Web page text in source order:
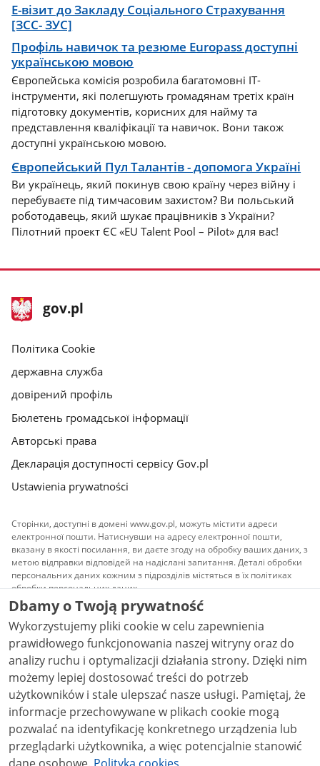
Е-візит до Закладу Соціального Страхування
[ЗСС- ЗУС]
Профіль навичок та резюме Europass доступні
українською мовою
Європейська комісія розробила багатомовні ІТ-
інструменти, які полегшують громадянам третіх країн
підготовку документів, корисних для найму та
представлення кваліфікації та навичок. Вони також
доступні українською мовою.
Європейський Пул Талантів - допомога Україні
Ви українець, який покинув свою країну через війну і
перебуваєте під тимчасовим захистом? Ви польський
роботодавець, який шукає працівників з України?
Пілотний проект ЄС «EU Talent Pool – Pilot» для вас!
нижній
колонтитул
Головна
gov.pl
gov.pl
Політика Cookie
державна служба
довірений профіль
Бюлетень громадської інформації
Авторські права
Декларація доступності сервісу Gov.pl
Ustawienia prywatności
Сторінки, доступні в домені www.gov.pl, можуть містити адреси
електронної пошти. Натиснувши на адресу електронної пошти,
вказану в якості посилання, ви даєте згоду на обробку ваших даних, з
метою відправки відповідей на надіслані запитання. Деталі обробки
персональних даних кожним з підрозділів містяться в їх політиках
обробки персональних даних.
Весь контент, що публікується на сайті, доступний
на умовах ліцензії Атрибуція Creative Commons 3.0
PL, якщо не вказано інше.
Dbamy o Twoją prywatność
Wykorzystujemy pliki cookie w celu zapewnienia
prawidłowego funkcjonowania naszej witryny oraz do
analizy ruchu i optymalizacji działania strony. Dzięki nim
możemy lepiej dostosować treści do potrzeb
użytkowników i stale ulepszać nasze usługi. Pamiętaj, że
informacje przechowywane w plikach cookie mogą
pozwalać na identyfikację konkretnego urządzenia lub
przeglądarki użytkownika, a więc potencjalnie stanowić